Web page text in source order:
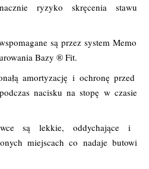
ryzyko skręcenia stawu
są przez system Memo
Bazy ® Fit.
amortyzację i ochronę przed
nacisku na stopę w czasie
są lekkie, oddychające i
miejscach co nadaje butowi